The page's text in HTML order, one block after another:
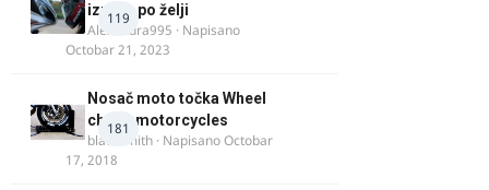
119
izrada po želji
Alexandra995 · Napisano
Octobar 21, 2023
181
Nosač moto točka Wheel
chock motorcycles
blacksmith · NapisanoOctobar
17, 2018